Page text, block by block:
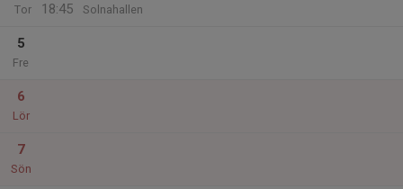
Tor
18:45
Solnahallen
5
Fre
6
Lör
7
Sön